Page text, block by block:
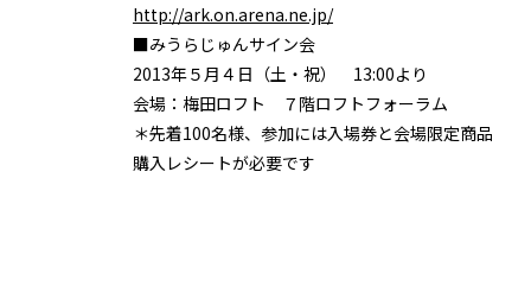
http://ark.on.arena.ne.jp/
■みうらじゅんサイン会
2013年５月４日（土・祝） 13:00より
会場：梅田ロフト ７階ロフトフォーラム
＊先着100名様、参加には入場券と会場限定商品
購入レシートが必要です